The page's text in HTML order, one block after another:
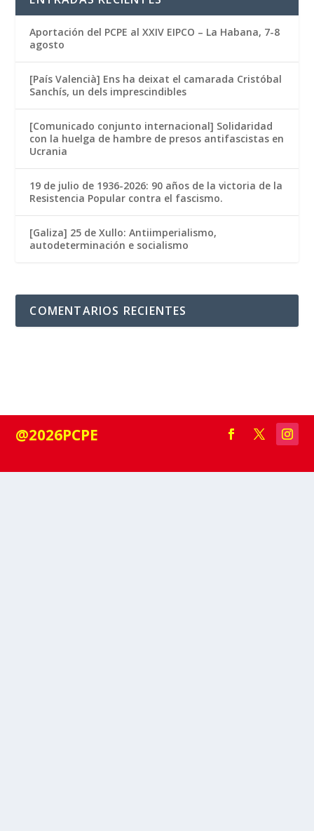
Aportación del PCPE al XXIV EIPCO – La Habana, 7-8
agosto
[País Valencià] Ens ha deixat el camarada Cristóbal
Sanchís, un dels imprescindibles
[Comunicado conjunto internacional] Solidaridad
con la huelga de hambre de presos antifascistas en
Ucrania
19 de julio de 1936-2026: 90 años de la victoria de la
Resistencia Popular contra el fascismo.
[Galiza] 25 de Xullo: Antiimperialismo,
autodeterminación e socialismo
COMENTARIOS RECIENTES
@2026PCPE